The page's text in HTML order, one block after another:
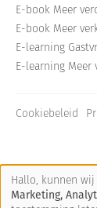
E-book Meer
E-book Meer
E-learning
E-learning Meer
Cookiebeleid
Hallo, kunnen
Marketing,